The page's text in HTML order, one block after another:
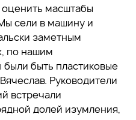
масштабы
сели в машину и
заметным
по нашим
быть пластиковые
Руководители
встречали
долей изумления,